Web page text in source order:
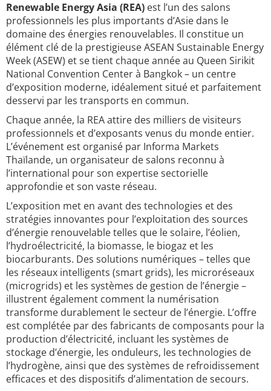
Renewable Energy Asia (REA) est l’un des salons
professionnels les plus importants d’Asie dans le
domaine des énergies renouvelables. Il constitue un
élément clé de la prestigieuse ASEAN Sustainable Energy
Week (ASEW) et se tient chaque année au Queen Sirikit
National Convention Center à Bangkok – un centre
d’exposition moderne, idéalement situé et parfaitement
desservi par les transports en commun.
Chaque année, la REA attire des milliers de visiteurs
professionnels et d’exposants venus du monde entier.
L’événement est organisé par Informa Markets
Thaïlande, un organisateur de salons reconnu à
l’international pour son expertise sectorielle
approfondie et son vaste réseau.
L’exposition met en avant des technologies et des
stratégies innovantes pour l’exploitation des sources
d’énergie renouvelable telles que le solaire, l’éolien,
l’hydroélectricité, la biomasse, le biogaz et les
biocarburants. Des solutions numériques – telles que
les réseaux intelligents (smart grids), les microréseaux
(microgrids) et les systèmes de gestion de l’énergie –
illustrent également comment la numérisation
transforme durablement le secteur de l’énergie. L’offre
est complétée par des fabricants de composants pour la
production d’électricité, incluant les systèmes de
stockage d’énergie, les onduleurs, les technologies de
l’hydrogène, ainsi que des systèmes de refroidissement
efficaces et des dispositifs d’alimentation de secours.